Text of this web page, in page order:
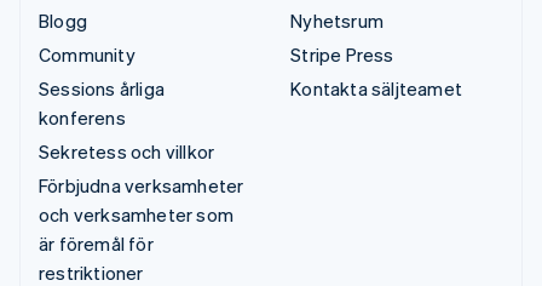
Blogg
Community
Sessions årliga
konferens
Sekretess och villkor
Förbjudna verksamheter
och verksamheter som
är föremål för
restriktioner
Nyhetsrum
Stripe Press
Kontakta säljteamet